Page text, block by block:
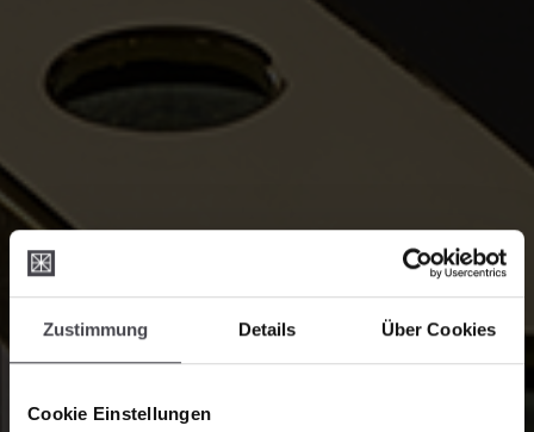
Zustimmung Details Über Cookies
Cookie Einstellungen